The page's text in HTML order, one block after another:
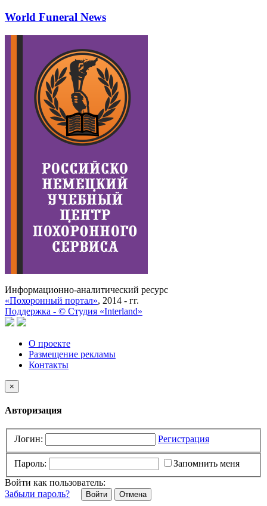
World Funeral News
Информационно-аналитический ресурс
«Похоронный портал», 2014 - гг.
Поддержка - © Cтудия «Interland»
О проекте
Размещение рекламы
Контакты
×
Авторизация
Логин: Регистрация
Пароль:
Запомнить меня
Войти как пользователь:
Забыли пароль?
Отмена